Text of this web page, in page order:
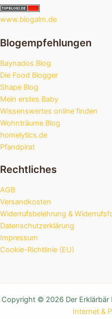
www.blogalm.de
Blogempfehlungen
Baynados Blog
Die Food Blogger
Shape Blog
Mein erstes Baby
Wissenswertes online finden
Wohnträume Blog
homelytics.de
Pfandpirat
Rechtliches
AGB
Versandkosten
Widerrufsbelehrung &
Datenschutzerklärung
Impressum
Cookie-Richtlinie (EU)
Copyright © 2026 Der Erklärbär
Internet &